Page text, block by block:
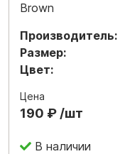
Brown
Производитель:
Размер:
Цвет:
Цена
190 ₽ /шт
В наличии